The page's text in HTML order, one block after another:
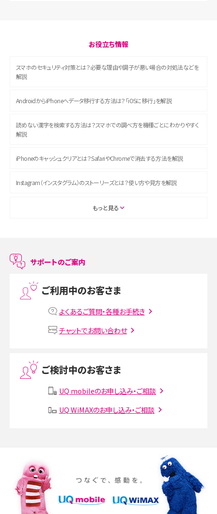
お役立ち情報
スマホのセキュリティ対策とは？必要な理由や調子が悪い場合の対処法などを
解説
AndroidからiPhoneへデータ移行する方法は？「iOSに移行」を解説
読めない漢字を検索する方法は？スマホでの調べ方を機種ごとにわかりやすく
解説
iPhoneのキャッシュクリアとは？SafariやChromeで消去する方法を解説
Instagram（インスタグラム）のストーリーズとは？使い方や見方を解説
ASMRとは？初心者向けの代表ジャンルや楽しみ方を解説
LINEで友だちを削除する方法は？方法ごとの影響や復活・復元する方法も解説
プリペイドSIMとは？種類やメリット・デメリット、利用までの流れを解説
VPN接続とは？仕組みや必要性、メリット・デメリット、接続方法を解説
Instagram（インスタグラム）でスクショするとバレる？バレるケースや撮り方も解
SMSとは？料金やできること、注意点や届かない時の対処法を解説
iPhone 16eとiPhone SE（第3世代）の違いは？サイズやスペックを比較して解説
iPhone 16eとiPhone 14を徹底比較！スペック・機能の違いをわかりやすく紹介
iPhone 16シリーズのモデルを比較！価格・サイズ・カメラ性能の違いを徹底解説
もっと見る
サポートのご案内
ご利用中のお客さま
よくあるご質問・各種お手続き
チャットでお問い合わせ
ご検討中のお客さま
UQ mobileのお申し込み・ご相談
UQ WiMAXのお申し込み・ご相談